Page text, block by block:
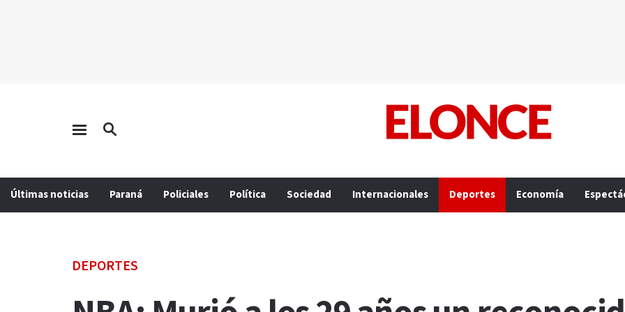
Últimas noticias Paraná Policiales Política Sociedad Internacionales Deportes Economía
DEPORTES